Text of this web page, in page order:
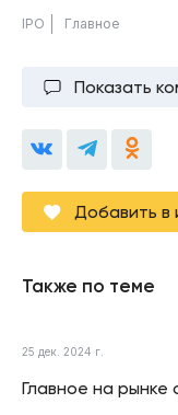
IPO Главное
Показать
Добавить в
Также по теме
25 дек. 2024 г.
Главное на рынке